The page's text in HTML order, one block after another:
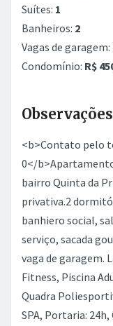
Suítes: 1
Banheiros: 2
Vagas de garagem:
Condomínio: R$
Observações
<b>Contato pelo
0</
bairro Quinta da
privativa.2
banhiero social,
serviço, sacada
vaga de garagem.
Fitness, Piscina
Quadra
SPA, Portaria: